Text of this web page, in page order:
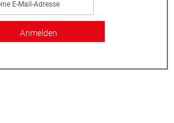
Anmelden